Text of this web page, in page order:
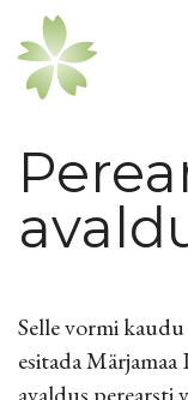
Selle vormi
esitada Märjamaa